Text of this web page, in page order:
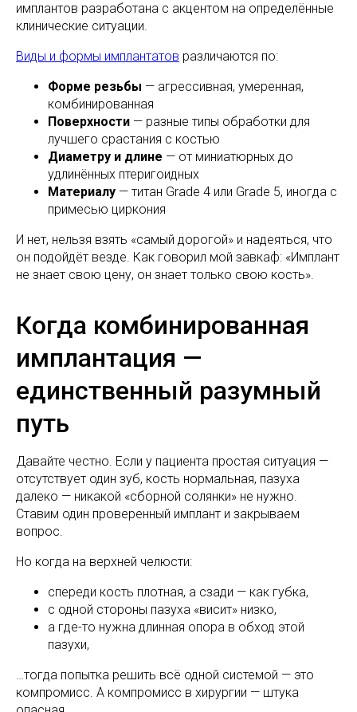
имплантов разработана с акцентом на определённые
клинические ситуации.
Виды и формы имплантатов различаются по:
Форме резьбы — агрессивная, умеренная,
комбинированная
Поверхности — разные типы обработки для
лучшего срастания с костью
Диаметру и длине — от миниатюрных до
удлинённых птеригоидных
Материалу — титан Grade 4 или Grade 5, иногда с
примесью циркония
И нет, нельзя взять «самый дорогой» и надеяться, что
он подойдёт везде. Как говорил мой завкаф: «Имплант
не знает свою цену, он знает только свою кость».
Когда комбинированная
имплантация —
единственный разумный
путь
Давайте честно. Если у пациента простая ситуация —
отсутствует один зуб, кость нормальная, пазуха
далеко — никакой «сборной солянки» не нужно.
Ставим один проверенный имплант и закрываем
вопрос.
Но когда на верхней челюсти:
спереди кость плотная, а сзади — как губка,
с одной стороны пазуха «висит» низко,
а где-то нужна длинная опора в обход этой
пазухи,
…тогда попытка решить всё одной системой — это
компромисс. А компромисс в хирургии — штука